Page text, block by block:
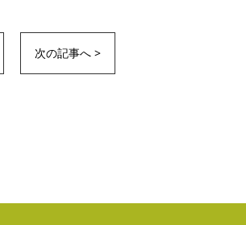
次の記事へ >